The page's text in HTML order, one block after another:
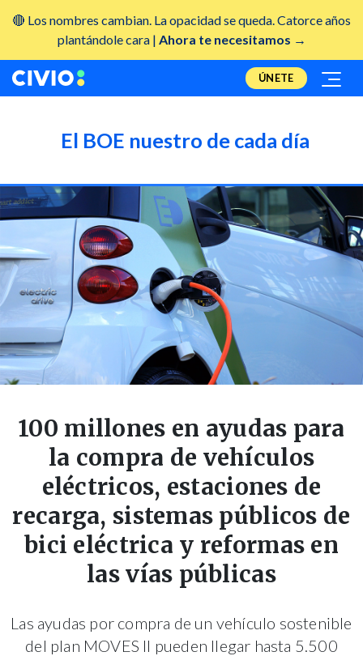
🔴 Los nombres cambian. La opacidad se queda. Catorce años
plantándole cara | Ahora te necesitamos →
ÚNETE
El BOE nuestro de cada día
100 millones en ayudas para
la compra de vehículos
eléctricos, estaciones de
recarga, sistemas públicos de
bici eléctrica y reformas en
las vías públicas
Las ayudas por compra de un vehículo sostenible
del plan MOVES II pueden llegar hasta 5.500